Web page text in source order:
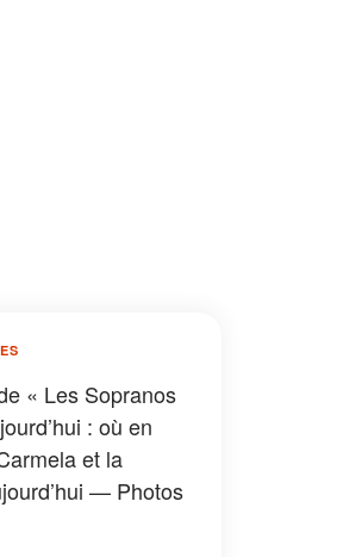
« Les Sopranos
: où en
et la
— Photos